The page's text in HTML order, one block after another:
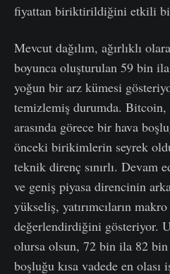
fiyattan biriktirildiğini etkili
Mevcut dağılım, ağırlıklı
boyunca oluşturulan 59 bin
yoğun bir arz kümesi
temizlemiş durumda.
arasında görece bir hava
önceki birikimlerin seyrek
teknik direnç sınırlı. Devam
ve geniş piyasa direncinin
yükseliş, yatırımcıların
değerlendirdiğini gösteriyor.
olursa olsun, 72 bin ila 82 bin
boşluğu kısa vadede en olası